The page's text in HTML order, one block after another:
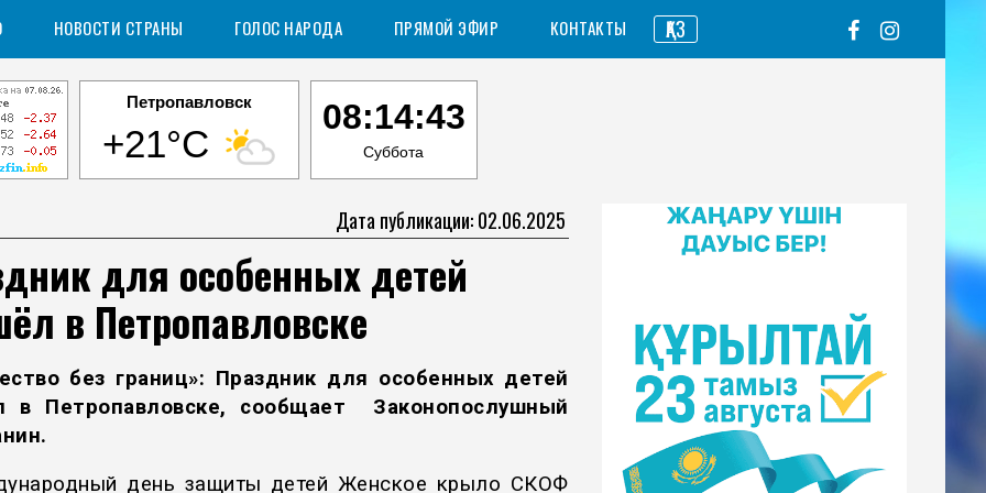
НОВОСТИ СТРАНЫ ГОЛОС НАРОДА ПРЯМОЙ ЭФИР КОНТАКТЫ ҚАЗ
Петропавловск
+21°C
08:14:44
Суббота
Дата публикации: 02.06.2025
для особенных детей
в Петропавловске
без границ»: Праздник для особенных детей
в Петропавловске, сообщает Законопослушный
н.
день защиты детей Женское крыло СКОФ